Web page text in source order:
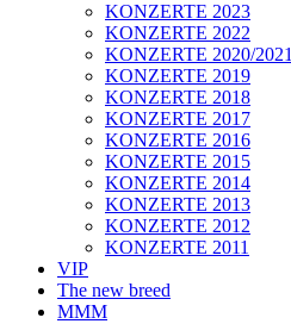
KONZERTE 2023
KONZERTE 2022
KONZERTE 2020/2021
KONZERTE 2019
KONZERTE 2018
KONZERTE 2017
KONZERTE 2016
KONZERTE 2015
KONZERTE 2014
KONZERTE 2013
KONZERTE 2012
KONZERTE 2011
VIP
The new breed
MMM